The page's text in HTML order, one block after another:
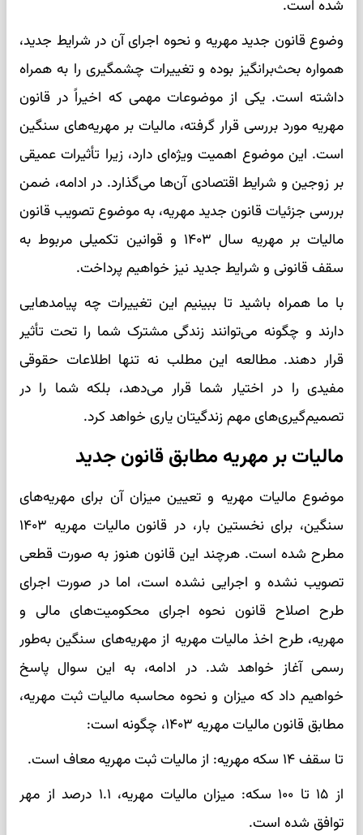
شده است.
وضوع قانون جدید مهریه و نحوه اجرای آن در شرایط جدید،
همواره بحث‌برانگیز بوده و تغییرات چشمگیری را به همراه
داشته است. یکی از موضوعات مهمی که اخیراً در قانون
مهریه مورد بررسی قرار گرفته، مالیات بر مهریه‌های سنگین
است. این موضوع اهمیت ویژه‌ای دارد، زیرا تأثیرات عمیقی
بر زوجین و شرایط اقتصادی آن‌ها می‌گذارد. در ادامه، ضمن
بررسی جزئیات قانون جدید مهریه، به موضوع تصویب قانون
مالیات بر مهریه سال ۱۴۰۳ و قوانین تکمیلی مربوط به
سقف قانونی و شرایط جدید نیز خواهیم پرداخت.
با ما همراه باشید تا ببینیم این تغییرات چه پیامدهایی
دارند و چگونه می‌توانند زندگی مشترک شما را تحت تأثیر
قرار دهند. مطالعه این مطلب نه تنها اطلاعات حقوقی
مفیدی را در اختیار شما قرار می‌دهد، بلکه شما را در
تصمیم‌گیری‌های مهم زندگیتان یاری خواهد کرد.
مالیات بر مهریه مطابق قانون جدید
موضوع مالیات مهریه و تعیین میزان آن برای مهریه‌های
سنگین، برای نخستین بار، در قانون مالیات مهریه ۱۴۰۳
مطرح شده است. هرچند این قانون هنوز به صورت قطعی
تصویب نشده و اجرایی نشده است، اما در صورت اجرای
طرح اصلاح قانون نحوه اجرای محکومیت‌های مالی و
مهریه، طرح اخذ مالیات مهریه از مهریه‌های سنگین به‌طور
رسمی آغاز خواهد شد. در ادامه، به این سوال پاسخ
خواهیم داد که میزان و نحوه محاسبه مالیات ثبت مهریه،
مطابق قانون مالیات مهریه ۱۴۰۳، چگونه است:
تا سقف ۱۴ سکه مهریه: از مالیات ثبت مهریه معاف است.
از ۱۵ تا ۱۰۰ سکه: میزان مالیات مهریه، ۱.۱ درصد از مهر
توافق شده است.